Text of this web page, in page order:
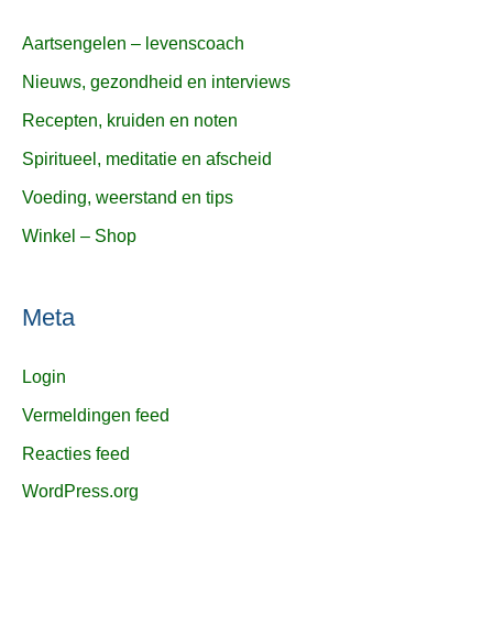
Aartsengelen – levenscoach
Nieuws, gezondheid en interviews
Recepten, kruiden en noten
Spiritueel, meditatie en afscheid
Voeding, weerstand en tips
Winkel – Shop
Meta
Login
Vermeldingen feed
Reacties feed
WordPress.org